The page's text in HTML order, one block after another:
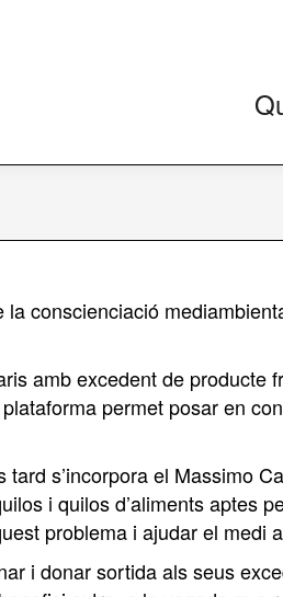
conscienciació
amb excedent de producte
permet posar en
s’incorpora el Massimo
i quilos d’aliments aptes
problema i ajudar el medi
i donar sortida als seus